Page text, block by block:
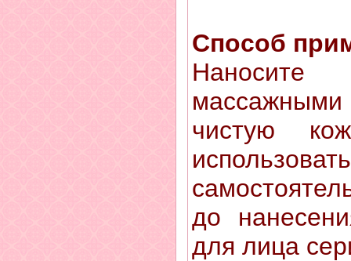
Способ
чистую
до
для лица